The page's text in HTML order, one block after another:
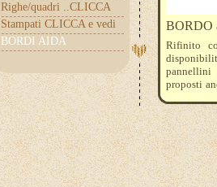
Righe/quadri ..CLICCA
Stampati CLICCA e vedi
BORDI AIDA
BORDO
Rifinito
proposti
minima.
Il ricamo